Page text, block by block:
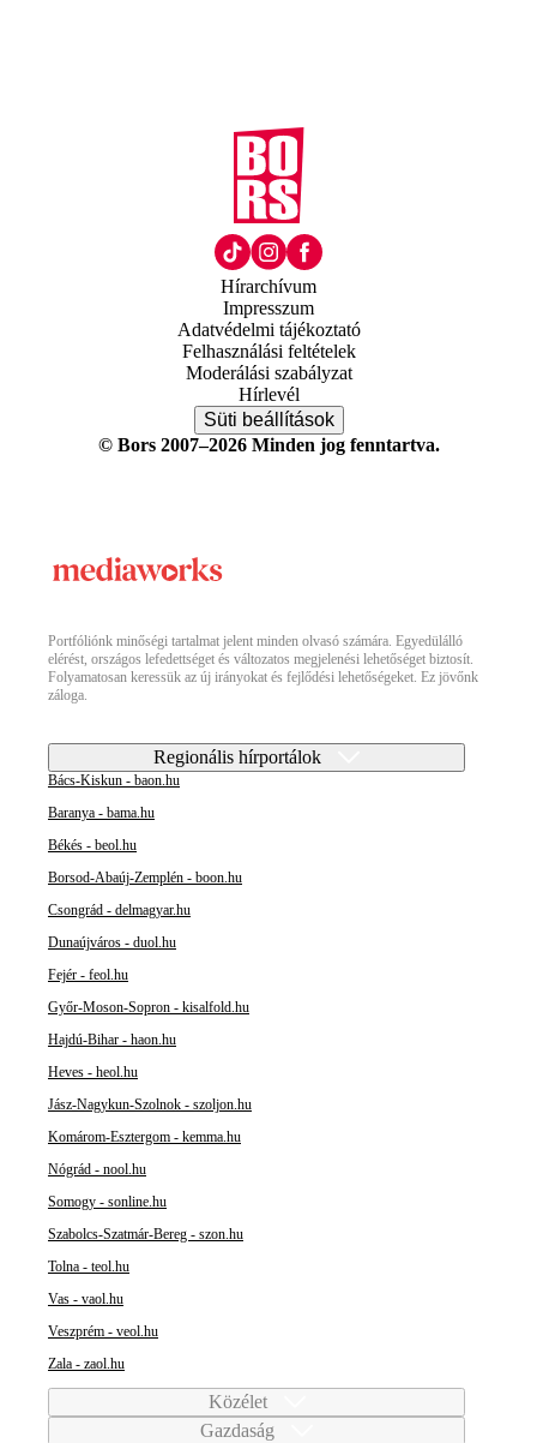
Hírarchívum
Impresszum
Adatvédelmi tájékoztató
Felhasználási feltételek
Moderálási szabályzat
Hírlevél
Süti beállítások
© Bors 2007–2026 Minden jog fenntartva.
Portfóliónk minőségi tartalmat jelent minden olvasó számára. Egyedülálló
elérést, országos lefedettséget és változatos megjelenési lehetőséget biztosít.
Folyamatosan keressük az új irányokat és fejlődési lehetőségeket. Ez jövőnk
záloga.
Regionális hírportálok
Bács-Kiskun - baon.hu
Baranya - bama.hu
Békés - beol.hu
Borsod-Abaúj-Zemplén - boon.hu
Csongrád - delmagyar.hu
Dunaújváros - duol.hu
Fejér - feol.hu
Győr-Moson-Sopron - kisalfold.hu
Hajdú-Bihar - haon.hu
Heves - heol.hu
Jász-Nagykun-Szolnok - szoljon.hu
Komárom-Esztergom - kemma.hu
Nógrád - nool.hu
Somogy - sonline.hu
Szabolcs-Szatmár-Bereg - szon.hu
Tolna - teol.hu
Vas - vaol.hu
Veszprém - veol.hu
Zala - zaol.hu
Közélet
Gazdaság